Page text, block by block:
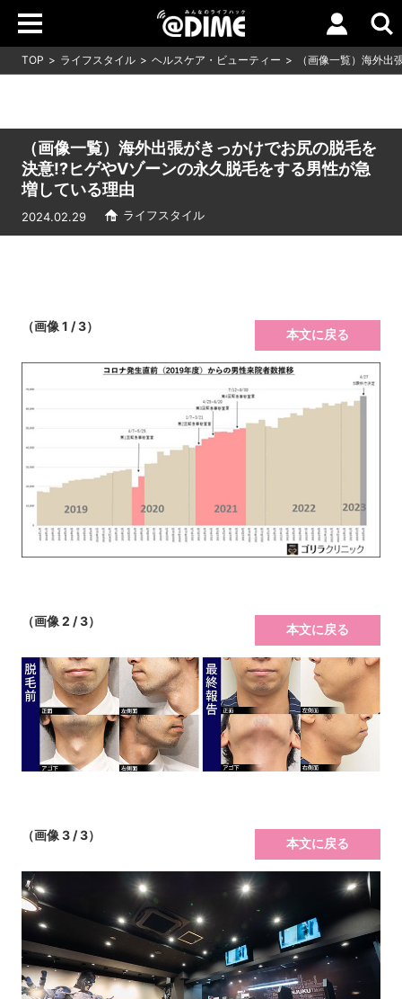
TOP ライフスタイル ヘルスケア・ビューティー （画像一覧）海外
（画像一覧）海外出張がきっかけでお尻の脱毛を
決意!?ヒゲやVゾーンの永久脱毛をする男性が急
増している理由
2024.02.29 ライフスタイル
（画像 1 / 3）
本文に戻る
（画像 2 / 3）
本文に戻る
（画像 3 / 3）
本文に戻る